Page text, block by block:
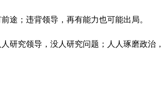
；违背领导，再有能力也可能出局。
究领导，没人研究问题；人人琢磨政治，